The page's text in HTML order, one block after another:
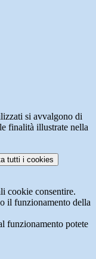
si avvalgono di
finalità illustrate nella
tutti i cookies
cookie consentire.
il funzionamento della
funzionamento potete